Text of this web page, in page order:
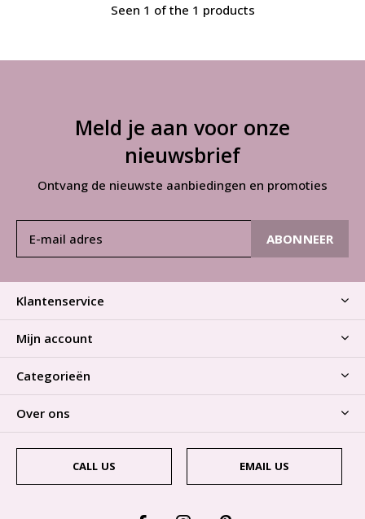
Seen 1 of the 1 products
Meld je aan voor onze
nieuwsbrief
Ontvang de nieuwste aanbiedingen en promoties
ABONNEER
Klantenservice
Mijn account
Categorieën
Over ons
CALL US EMAIL US